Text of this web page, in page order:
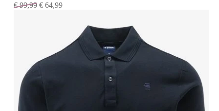
€99,99 € 64,99